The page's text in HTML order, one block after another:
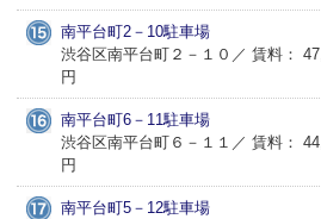
南平台町2－10駐車場
渋谷区南平台町２－１０／ 賃料：
円
南平台町6－11駐車場
渋谷区南平台町６－１１／ 賃料：
円
南平台町5－12駐車場